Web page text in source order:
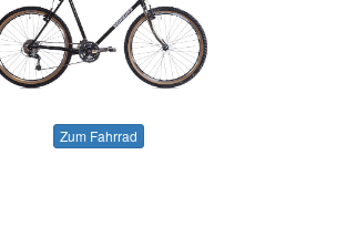
Zum Fahrrad